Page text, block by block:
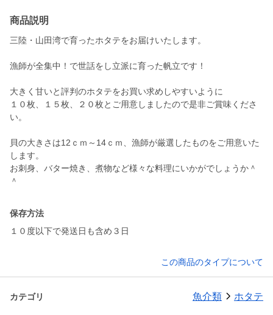
商品説明
三陸・山田湾で育ったホタテをお届けいたします。
漁師が全集中！で世話をし立派に育った帆立です！
大きく甘いと評判のホタテをお買い求めしやすいように
１０枚、１５枚、２０枚とご用意しましたので是非ご賞味くださ
い。
貝の大きさは12ｃｍ～14ｃｍ、漁師が厳選したものをご用意いた
します。
お刺身、バター焼き、煮物など様々な料理にいかがでしょうか＾
＾
保存方法
１０度以下で発送日も含め３日
この商品のタイプについて
カテゴリ 魚介類 ホタテ